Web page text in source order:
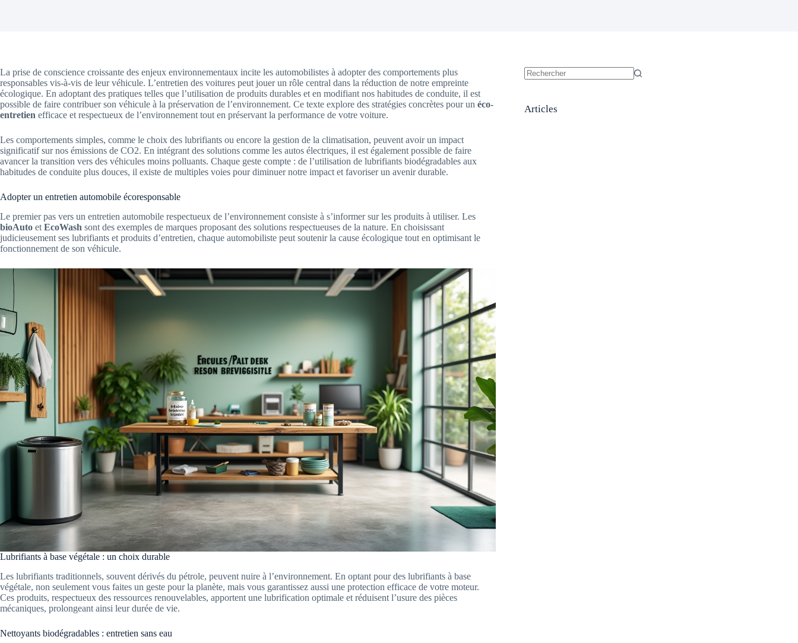
La prise de conscience croissante des enjeux environnementaux incite les automobilistes à adopter des comportements plus
responsables vis-à-vis de leur véhicule. L’entretien des voitures peut jouer un rôle central dans la réduction de notre empreinte
écologique. En adoptant des pratiques telles que l’utilisation de produits durables et en modifiant nos habitudes de conduite, il est
possible de faire contribuer son véhicule à la préservation de l’environnement. Ce texte explore des stratégies concrètes pour un éco-
entretien efficace et respectueux de l’environnement tout en préservant la performance de votre voiture.
Les comportements simples, comme le choix des lubrifiants ou encore la gestion de la climatisation, peuvent avoir un impact
significatif sur nos émissions de CO2. En intégrant des solutions comme les autos électriques, il est également possible de faire
avancer la transition vers des véhicules moins polluants. Chaque geste compte : de l’utilisation de lubrifiants biodégradables aux
habitudes de conduite plus douces, il existe de multiples voies pour diminuer notre impact et favoriser un avenir durable.
Adopter un entretien automobile écoresponsable
Le premier pas vers un entretien automobile respectueux de l’environnement consiste à s’informer sur les produits à utiliser. Les
bioAuto et EcoWash sont des exemples de marques proposant des solutions respectueuses de la nature. En choisissant
judicieusement ses lubrifiants et produits d’entretien, chaque automobiliste peut soutenir la cause écologique tout en optimisant le
fonctionnement de son véhicule.
Lubrifiants à base végétale : un choix durable
Les lubrifiants traditionnels, souvent dérivés du pétrole, peuvent nuire à l’environnement. En optant pour des lubrifiants à base
végétale, non seulement vous faites un geste pour la planète, mais vous garantissez aussi une protection efficace de votre moteur.
Ces produits, respectueux des ressources renouvelables, apportent une lubrification optimale et réduisent l’usure des pièces
mécaniques, prolongeant ainsi leur durée de vie.
Nettoyants biodégradables : entretien sans eau
Articles